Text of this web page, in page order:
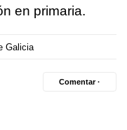
en primaria.
Galicia
Comentar ·